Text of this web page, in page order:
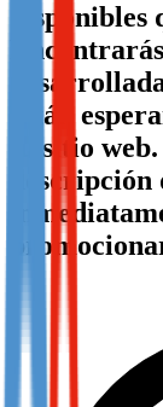
Not already our
Sign up here
están
tu sitio